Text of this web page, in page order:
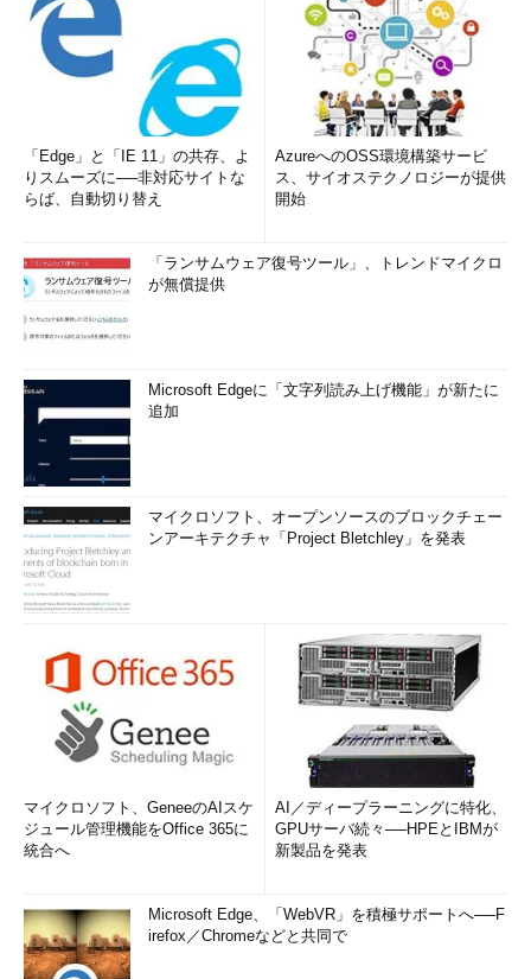
「Edge」と「IE 11」の共存、よ
りスムーズに──非対応サイトな
らば、自動切り替え
AzureへのOSS環境構築サービ
ス、サイオステクノロジーが提供
開始
「ランサムウェア復号ツール」、トレンドマイクロ
が無償提供
Microsoft Edgeに「文字列読み上げ機能」が新たに
追加
マイクロソフト、オープンソースのブロックチェー
ンアーキテクチャ「Project Bletchley」を発表
マイクロソフト、GeneeのAIスケ
ジュール管理機能をOffice 365に
統合へ
AI／ディープラーニングに特化、
GPUサーバ続々──HPEとIBMが
新製品を発表
Microsoft Edge、「WebVR」を積極サポートへ──F
irefox／Chromeなどと共同で